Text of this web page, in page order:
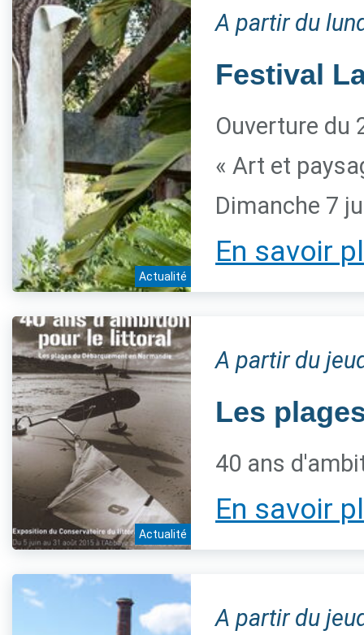
Actualité
A partir du
Festival
Ouverture du
« Art et
Dimanche 7
En savoir
Actualité
A partir du
Les
40 ans
En savoir
A partir du